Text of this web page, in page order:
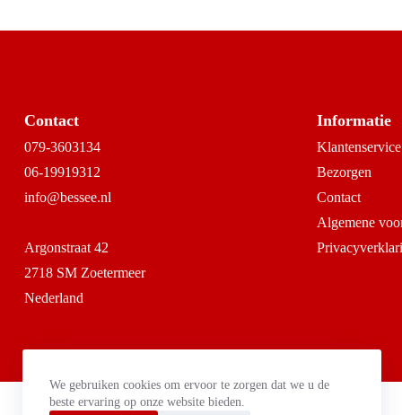
We gebruiken cookies om ervoor te zorgen dat we u de
beste ervaring op onze website bieden.
Contact
079-3603134
06-19919312
info@bessee.nl
Argonstraat 42
2718 SM Zoetermeer
Nederland
Informatie
Klantenservice
Bezorgen
Contact
Algemene